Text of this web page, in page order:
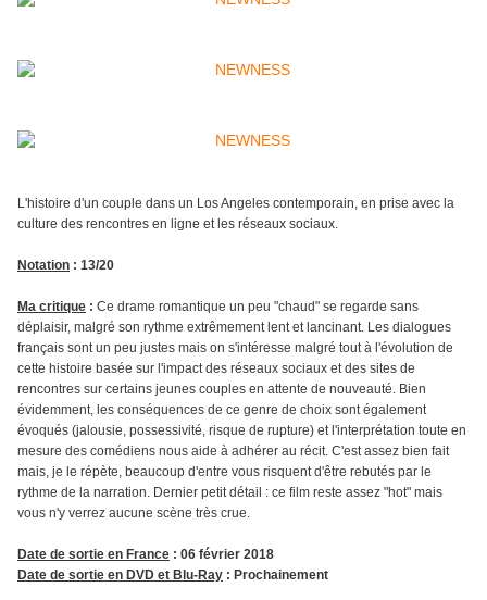
L'histoire d'un couple dans un Los Angeles contemporain, en prise avec la
culture des rencontres en ligne et les réseaux sociaux.
Notation : 13/20
Ma critique : Ce drame romantique un peu "chaud" se regarde sans
déplaisir, malgré son rythme extrêmement lent et lancinant. Les dialogues
français sont un peu justes mais on s'intéresse malgré tout à l'évolution de
cette histoire basée sur l'impact des réseaux sociaux et des sites de
rencontres sur certains jeunes couples en attente de nouveauté. Bien
évidemment, les conséquences de ce genre de choix sont également
évoqués (jalousie, possessivité, risque de rupture) et l'interprétation toute en
mesure des comédiens nous aide à adhérer au récit. C'est assez bien fait
mais, je le répète, beaucoup d'entre vous risquent d'être rebutés par le
rythme de la narration. Dernier petit détail : ce film reste assez "hot" mais
vous n'y verrez aucune scène très crue.
Date de sortie en France : 06 février 2018
Date de sortie en DVD et Blu-Ray : Prochainement